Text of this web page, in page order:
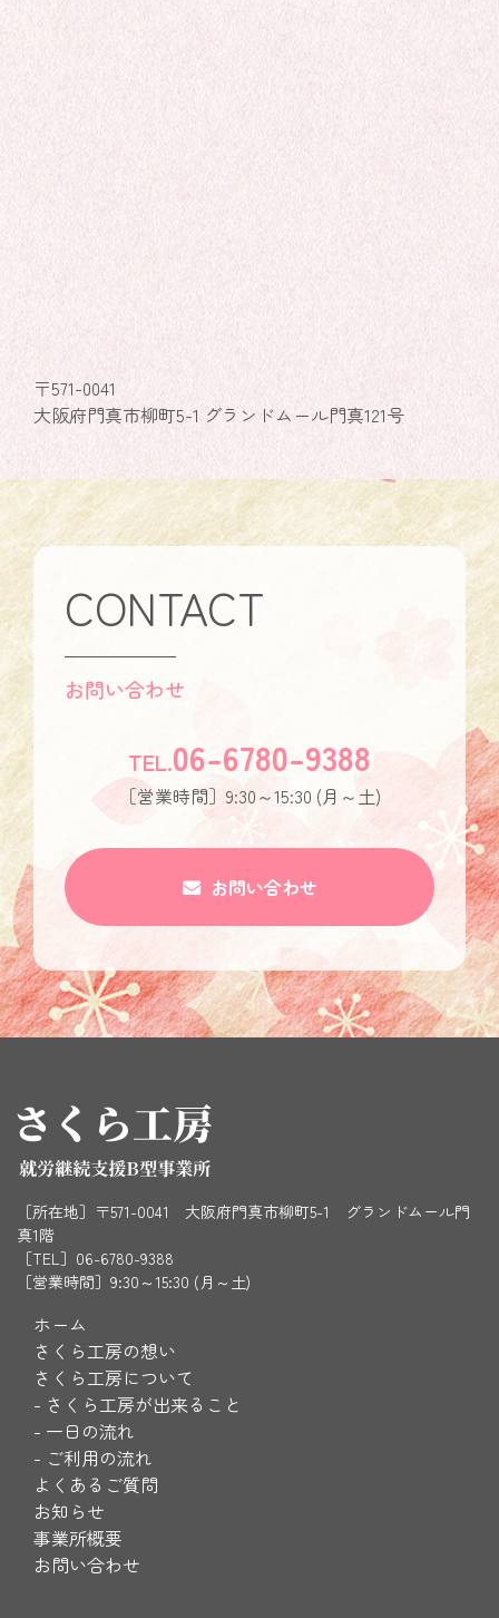
〒571-0041
大阪府門真市柳町5-1 グランドムール門真121号
CONTACT
お問い合わせ
TEL.06-6780-9388
［営業時間］9:30～15:30 (月～土)
お問い合わせ
［所在地］〒571-0041 大阪府門真市柳町5-1 グランドムール門
真1階
［TEL］06-6780-9388
［営業時間］9:30～15:30 (月～土)
ホーム
さくら工房の想い
さくら工房について
- さくら工房が出来ること
- 一日の流れ
- ご利用の流れ
よくあるご質問
お知らせ
事業所概要
お問い合わせ